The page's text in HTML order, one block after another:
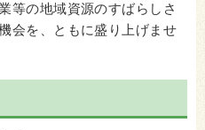
等の地域資源のすばらしさ
会を、ともに盛り上げませ